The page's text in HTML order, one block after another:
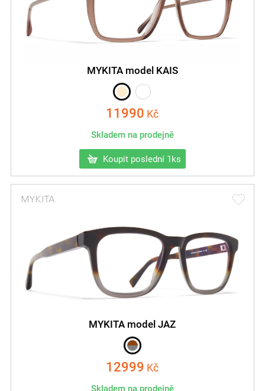
MYKITA model KAIS
11990 Kč
Skladem na prodejně
Koupit poslední 1ks
MYKITA model JAZ
12999 Kč
Skladem na prodejně